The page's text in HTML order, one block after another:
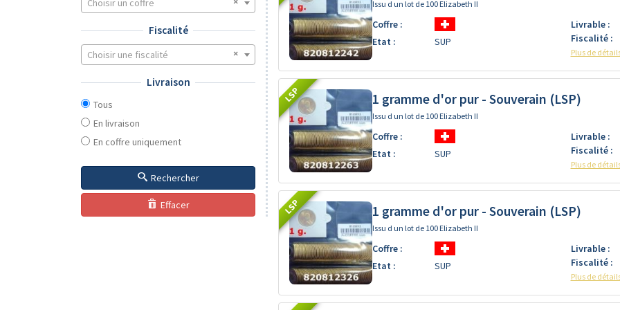
Fiscalité
Choisir une fiscalité
Livraison
Tous
En livraison
En coffre uniquement
Rechercher
Effacer
Issu d un lot de 100 Elizabeth II
Coffre :
Etat :
SUP
Livrable :
Fiscalité :
Plus de
LSP 1 gramme d'or pur - Souverain (LSP)
Issu d un lot de 100 Elizabeth II
Coffre :
Etat :
SUP
Livrable :
Fiscalité :
Plus de
LSP 1 gramme d'or pur - Souverain (LSP)
Issu d un lot de 100 Elizabeth II
Coffre :
Etat :
SUP
Livrable :
Fiscalité :
Plus de